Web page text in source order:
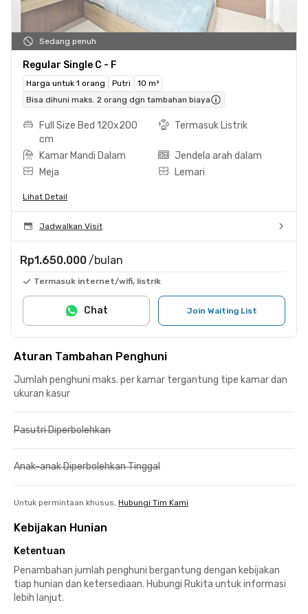
Sedang penuh
Regular Single C - F
Harga untuk 1 orang Putri
10 m²
Bisa dihuni maks. 2 orang dgn tambahan biaya
Full Size Bed 120x200
cm
Termasuk Listrik
Kamar Mandi Dalam
Jendela arah dalam
Meja
Lemari
Lihat Detail
Jadwalkan Visit
Rp1.650.000 /bulan
Termasuk internet/wifi, listrik
Join Waiting List
Chat
Aturan Tambahan Penghuni
Jumlah penghuni maks. per kamar tergantung tipe kamar dan
ukuran kasur
Pasutri Diperbolehkan
Anak-anak Diperbolehkan Tinggal
Untuk permintaan khusus, Hubungi Tim Kami
Kebijakan Hunian
Ketentuan
Penambahan jumlah penghuni bergantung dengan kebijakan
tiap hunian dan ketersediaan. Hubungi Rukita untuk informasi
lebih lanjut.